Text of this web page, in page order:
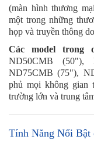
(màn hình thương
một trong những
họp và truyền thông
Các model trong
ND50CMB (50"),
ND75CMB (75"),
phủ mọi không gian
trường lớn và trung
Tính Năng Nổi